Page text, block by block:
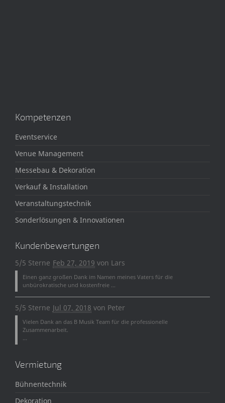
Kompetenzen
Eventservice
Venue Management
Messebau & Dekoration
Verkauf & Installation
Veranstaltungstechnik
Sonderlösungen & Innovationen
Kundenbewertungen
5/5 Sterne Feb 27, 2019 von Lars
Einen ganz großen Dank im Namen meines Vaters für die
unbürokratische und kostenfreie ...
5/5 Sterne Jul 07, 2018 von Peter
Vielen Dank an das B Musik Team für die professionelle
Zusammenarbeit.
Vermietung
Bühnentechnik
Dekoration